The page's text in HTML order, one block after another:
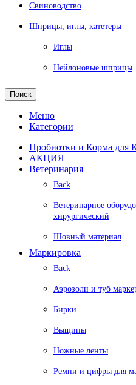
Свиноводство
Шприцы, иглы, катетеры
Иглы
Нейлоновые шприцы
Поиск
Меню
Категории
Пробиотки и Корма
АКЦИЯ
Ветеринария
Back
Ветеринарное
хирургический
Шовный материал
Маркировка
Back
Аэрозоли и туб
Бирки
Выщипы
Ножные ленты
Ремни и цифры для